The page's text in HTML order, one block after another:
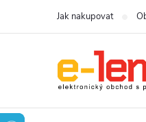
Jak nakupovat